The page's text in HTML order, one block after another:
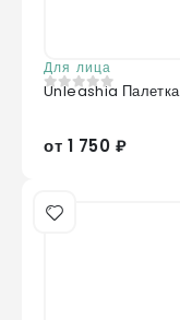
Для лица
0из 5
Unleashia
от 1 750 ₽